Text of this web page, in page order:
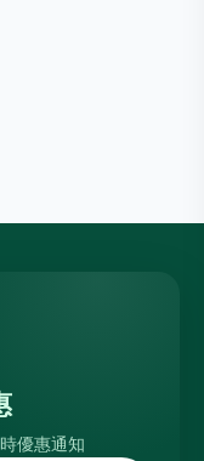
優惠通知